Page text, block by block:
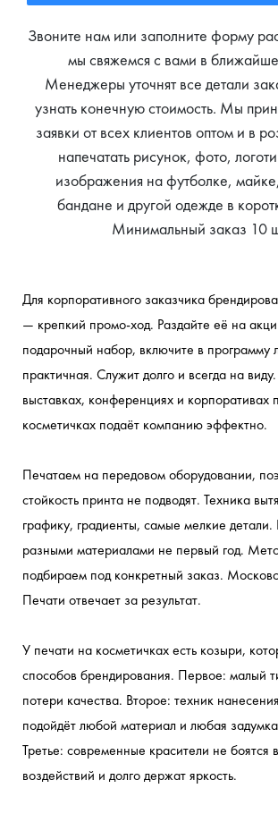
Звоните нам или заполните форму
мы свяжемся с вами в
Менеджеры уточнят все детали
узнать конечную стоимость. Мы
заявки от всех клиентов оптом и в
напечатать рисунок, фото,
изображения на футболке,
бандане и другой одежде в
Минимальный заказ 10
Для корпоративного заказчика
— крепкий промо-ход. Раздайте её на
подарочный набор, включите в программу
практичная. Служит долго и всегда на
выставках, конференциях и корпоративах
косметичках подаёт компанию эффектно.
Печатаем на передовом оборудовании,
стойкость принта не подводят. Техника
графику, градиенты, самые мелкие детали.
разными материалами не первый год.
подбираем под конкретный заказ.
Печати отвечает за результат.
У печати на косметичках есть козыри,
способов брендирования. Первое: малый
потери качества. Второе: техник
подойдёт любой материал и любая
Третье: современные красители не боятся
воздействий и долго держат яркость.